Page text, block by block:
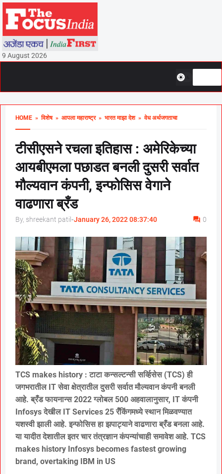
9 August 2026
HOME » विशेष» आपला महाराष्ट्र» भारत माझा देश» वेध अर्थजगताचा
टीसीएसने रचला इतिहास : अमेरिकेच्या
आयबीएमला पछाडत बनली दुसरी सर्वात
मौल्यवान कंपनी, इन्फोसिस वेगाने
वाढणारा ब्रँड
By, shreekant patil -January 26, 2022 08:37:40 0
TCS makes history : टाटा कन्सल्टन्सी सर्व्हिसेस (TCS) ही
जगभरातील IT सेवा क्षेत्रातील दुसरी सर्वात मौल्यवान कंपनी बनली
आहे. ब्रँड फायनान्स 2022 ग्लोबल 500 अहवालानुसार, IT कंपनी
Infosys देखील IT Services 25 रँकिंगमध्ये स्थान मिळवण्यात
यशस्वी झाली आहे. इन्फोसिस हा झपाट्याने वाढणारा ब्रँड बनला आहे.
या यादीत देशातील इतर चार तंत्रज्ञान कंपन्यांचाही समावेश आहे. TCS
makes history Infosys becomes fastest growing
brand, overtaking IBM in US